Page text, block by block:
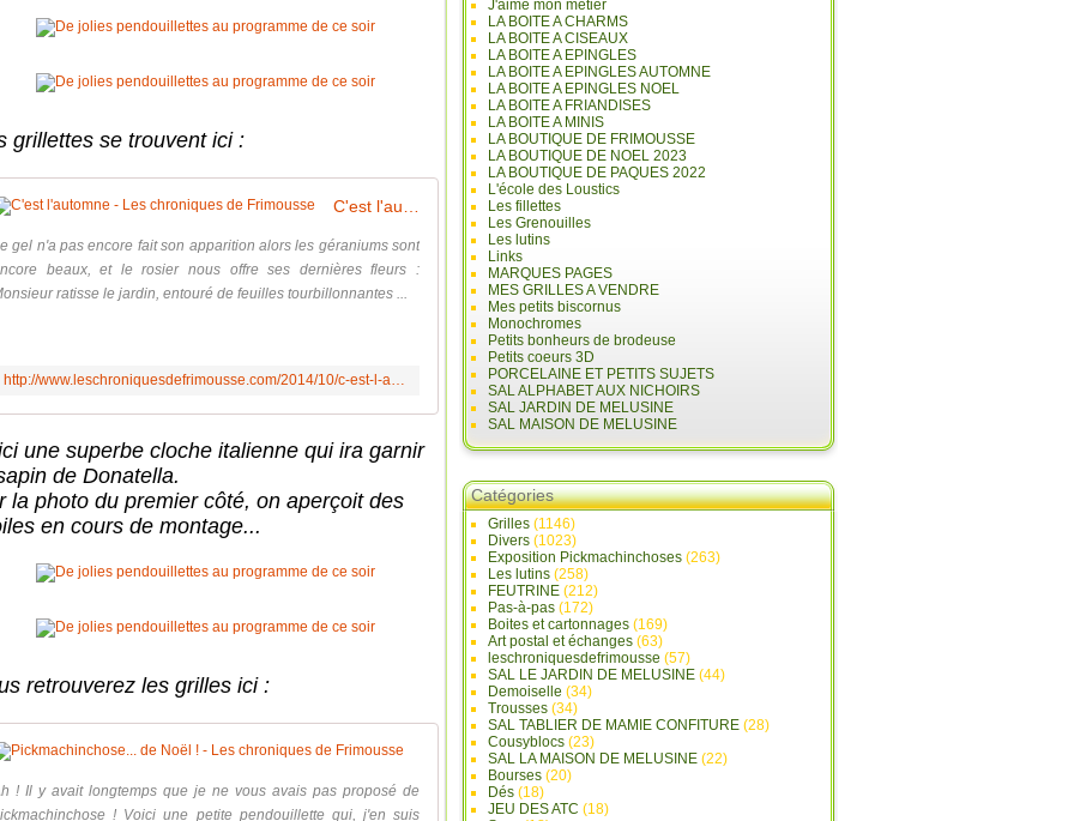
grillettes se trouvent ici :
gel n'a pas encore fait son apparition alors les géraniums sont
beaux, et le rosier nous offre ses dernières fleurs :
ratisse le jardin, entouré de feuilles tourbillonnantes ...
http://www.leschroniquesdefrimousse.com/2014/10/c-est-l-automne.html
une superbe cloche italienne qui ira garnir
de Donatella.
la photo du premier côté, on aperçoit des
en cours de montage...
retrouverez les grilles ici :
Pickmachinchose... de Noël ! - Les chroniques de Frimousse
! Il y avait longtemps que je ne vous avais pas proposé de
! Voici une petite pendouillette qui, j'en suis
J'aime mon métier
LA BOITE A CHARMS
LA BOITE A CISEAUX
LA BOITE A EPINGLES
LA BOITE A EPINGLES AUTOMNE
LA BOITE A EPINGLES NOEL
LA BOITE A FRIANDISES
LA BOITE A MINIS
LA BOUTIQUE DE FRIMOUSSE
LA BOUTIQUE DE NOEL 2023
LA BOUTIQUE DE PAQUES 2022
L'école des Loustics
Les fillettes
Les Grenouilles
Les lutins
Links
MARQUES PAGES
MES GRILLES A VENDRE
Mes petits biscornus
Monochromes
Petits bonheurs de brodeuse
Petits coeurs 3D
PORCELAINE ET PETITS SUJETS
SAL ALPHABET AUX NICHOIRS
SAL JARDIN DE MELUSINE
SAL MAISON DE MELUSINE
Catégories
Grilles (1146)
Divers (1023)
Exposition Pickmachinchoses (263)
Les lutins (258)
FEUTRINE (212)
Pas-à-pas (172)
Boites et cartonnages (169)
Art postal et échanges (63)
leschroniquesdefrimousse (57)
SAL LE JARDIN DE MELUSINE (44)
Demoiselle (34)
Trousses (34)
SAL TABLIER DE MAMIE CONFITURE (28)
Cousyblocs (23)
SAL LA MAISON DE MELUSINE (22)
Bourses (20)
Dés (18)
JEU DES ATC (18)